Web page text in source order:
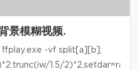
景模糊视频.
ffplay.exe -vf split[a][b];
1.5/